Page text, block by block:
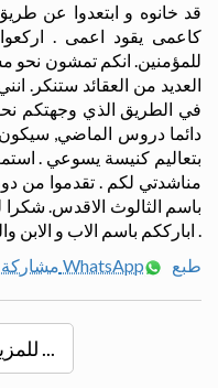
قد خانوه و ابتعدوا عن
كاعمى يقود اعمى .
للمؤمنين. انكم تمشون نحو
العديد من العقائد ستنكر.
في الطريق الذي وجهتكم
دائما دروس الماضي, سيكون
بتعاليم كنيسة يسوعي .
مناشدتي لكم . تقدموا من
باسم الثالوث الاقدس.
. ابارككم باسم الاب و الابن
مشاركة عبر WhatsApp
طبع
للمزيد من الوظائف ...